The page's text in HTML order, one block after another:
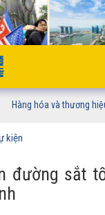
Hàng hóa và thương
kiện
đường sắt